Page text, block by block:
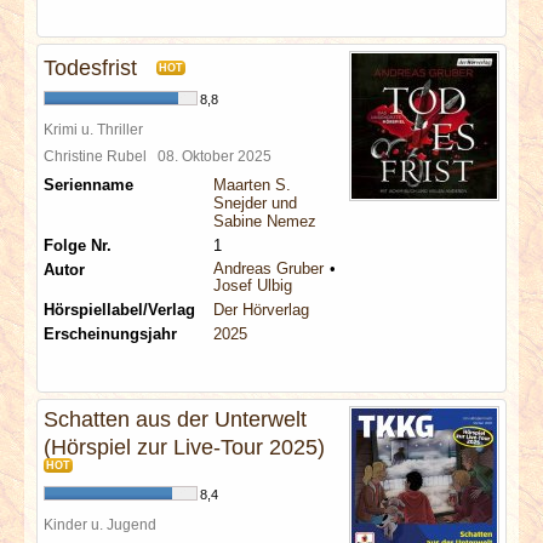
Todesfrist HOT
8,8
Krimi u. Thriller
Christine Rubel 08. Oktober 2025
Serienname
Maarten S.
Snejder und
Sabine Nemez
Folge Nr.
1
Autor
Andreas Gruber
Josef Ulbig
Hörspiellabel/Verlag
Der Hörverlag
Erscheinungsjahr
2025
Schatten aus der Unterwelt
(Hörspiel zur Live-Tour 2025)
HOT
8,4
Kinder u. Jugend